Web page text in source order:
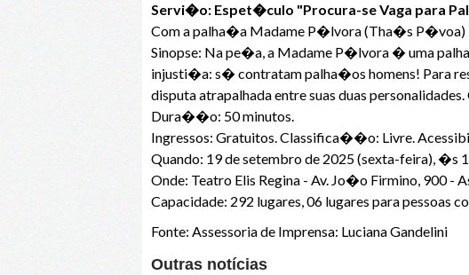
Servi�o: Espet�culo "Procura-se Vaga para
Com a palha�a Madame P�lvora (Tha�s P�voa)
Sinopse: Na pe�a, a Madame P�lvora � uma
injusti�a: s� contratam palha�os homens! Para
disputa atrapalhada entre suas duas
Dura��o: 50 minutos.
Ingressos: Gratuitos. Classifica��o: Livre.
Quando: 19 de setembro de 2025 (sexta-feira), �s
Onde: Teatro Elis Regina - Av. Jo�o Firmino, 900
Capacidade: 292 lugares, 06 lugares para pessoas
Fonte: Assessoria de Imprensa: Luciana Gandelini
Outras notícias